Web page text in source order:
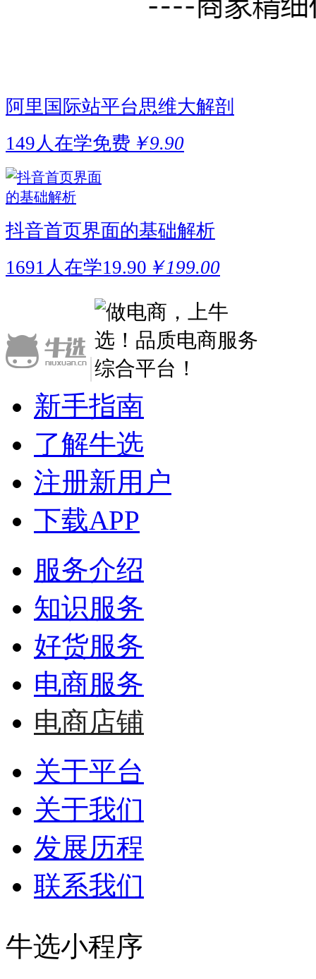
阿里国际站平台思维大解剖
149人在学免费 ￥9.90
抖音首页界面的基础解析
1691人在学19.90 ￥199.00
|
新手指南
了解牛选
注册新用户
下载APP
服务介绍
知识服务
好货服务
电商服务
电商店铺
关于平台
关于我们
发展历程
联系我们
牛选小程序